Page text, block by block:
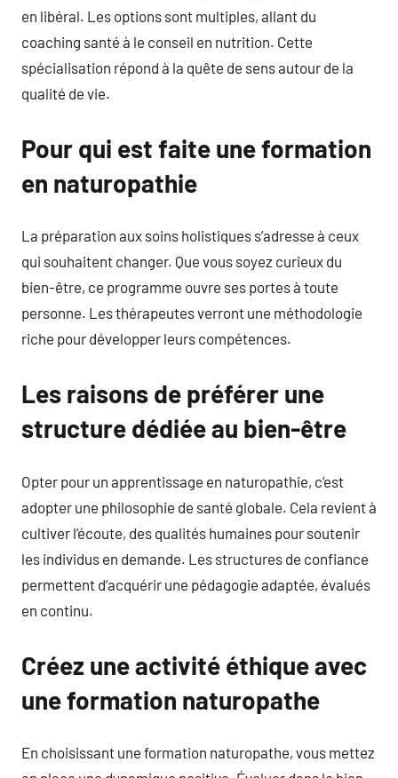
en libéral. Les options sont multiples, allant du
coaching santé à le conseil en nutrition. Cette
spécialisation répond à la quête de sens autour de la
qualité de vie.
Pour qui est faite une formation
en naturopathie
La préparation aux soins holistiques s’adresse à ceux
qui souhaitent changer. Que vous soyez curieux du
bien-être, ce programme ouvre ses portes à toute
personne. Les thérapeutes verront une méthodologie
riche pour développer leurs compétences.
Les raisons de préférer une
structure dédiée au bien-être
Opter pour un apprentissage en naturopathie, c’est
adopter une philosophie de santé globale. Cela revient à
cultiver l’écoute, des qualités humaines pour soutenir
les individus en demande. Les structures de confiance
permettent d’acquérir une pédagogie adaptée, évalués
en continu.
Créez une activité éthique avec
une formation naturopathe
En choisissant une formation naturopathe, vous mettez